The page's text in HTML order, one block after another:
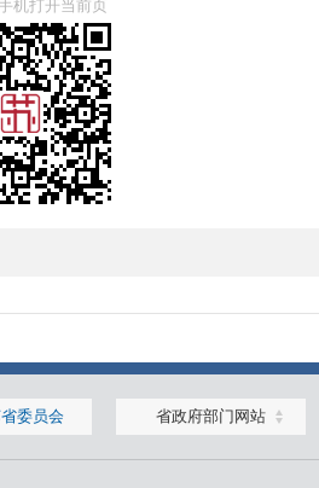
机打开当前页
委员会 省政府部门网站